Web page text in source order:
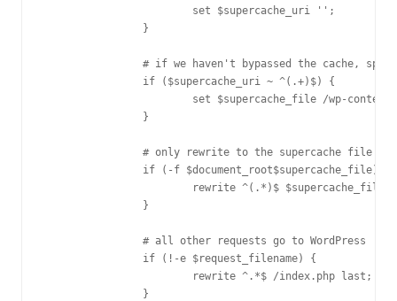
                        set $supercache_uri '';
                }
# if we haven't bypassed the cache,
                if ($supercache_uri ~ ^(.+)$) {
set $supercache_file /wp-
                }
# only rewrite to the supercache file if
                if (-f $document_root$supercache_file) {
rewrite ^(.*)$ $supercache_file
                }
                # all other requests go to WordPress
                if (!-e $request_filename) {
                        rewrite ^.*$ /index.php last;
                }